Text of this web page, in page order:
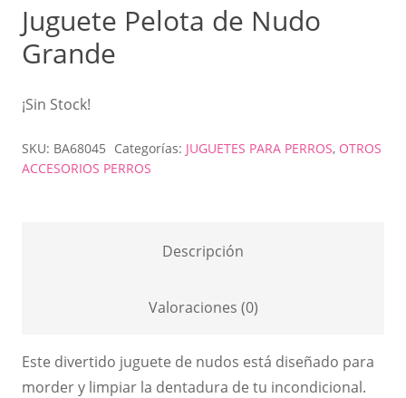
Juguete Pelota de Nudo
Grande
¡Sin Stock!
SKU: BA68045 Categorías: JUGUETES PARA PERROS, OTROS
ACCESORIOS PERROS
Descripción
Valoraciones (0)
Este divertido juguete de nudos está diseñado para
morder y limpiar la dentadura de tu incondicional.